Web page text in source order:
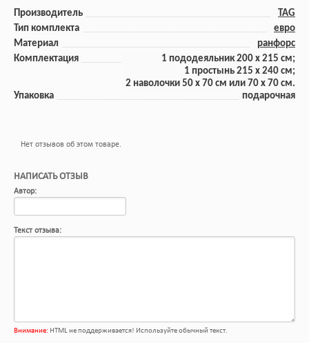
Производитель
TAG
Тип комплекта
евро
Материал
ранфорс
Комплектация
1 пододеяльник 200 x 215 см;
1 прoстынь 215 x 240 см;
2 наволочки 50 х 70 см или 70 x 70 см.
Упаковка
подарочная
Нет отзывов об этом товаре.
НАПИСАТЬ ОТЗЫВ
Автор:
Текст отзыва:
Внимание: HTML не поддерживается! Используйте обычный текст.